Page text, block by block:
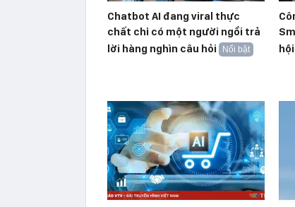
Chatbot AI đang viral thực
chất chỉ có một người ngồi trả
lời hàng nghìn câu hỏi
Nổi bật